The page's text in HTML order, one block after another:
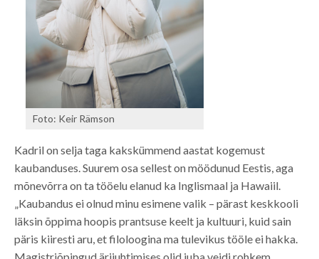
Foto: Keir Rämson
Kadril on selja taga kakskümmend aastat kogemust
kaubanduses. Suurem osa sellest on möödunud Eestis, aga
mõnevõrra on ta tööelu elanud ka Inglismaal ja Hawaiil.
„Kaubandus ei olnud minu esimene valik – pärast keskkooli
läksin õppima hoopis prantsuse keelt ja kultuuri, kuid sain
päris kiiresti aru, et filoloogina ma tulevikus tööle ei hakka.